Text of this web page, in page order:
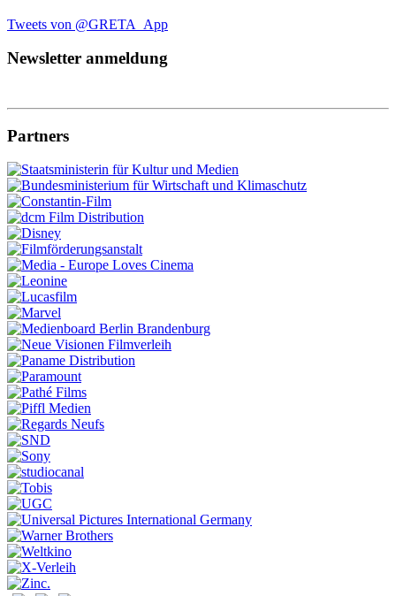
Tweets von @GRETA_App
Newsletter anmeldung
Partners